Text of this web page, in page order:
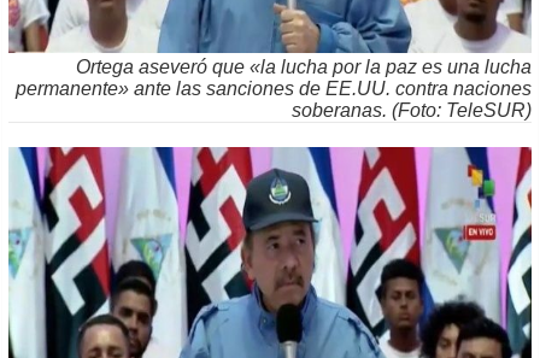
Ortega aseveró que «la lucha por la paz es una lucha
permanente» ante las sanciones de EE.UU. contra naciones
soberanas. (Foto: TeleSUR)